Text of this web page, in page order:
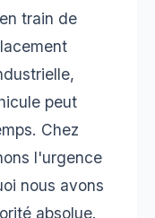
train de
peut
Chez
l'urgence
nous avons
absolue.